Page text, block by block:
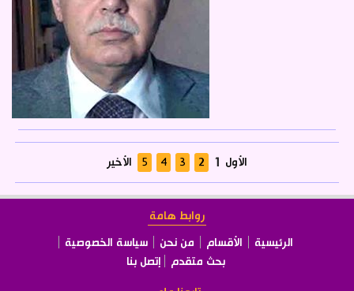
الأول 1 الأخير
روابط هامة
الرئيسية الأقسام من نحن
سياسة الخصوصية
بحث متقدم
إتصل بنا